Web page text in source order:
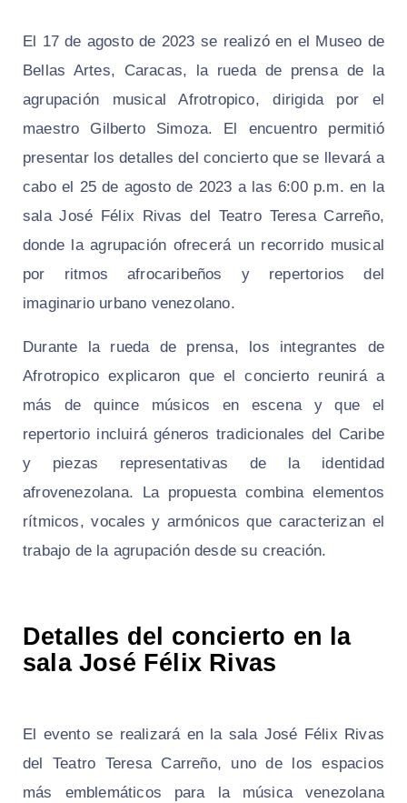
El 17 de agosto de 2023 se realizó en el Museo de
Bellas Artes, Caracas, la rueda de prensa de la
agrupación musical Afrotropico, dirigida por el
maestro Gilberto Simoza. El encuentro permitió
presentar los detalles del concierto que se llevará a
cabo el 25 de agosto de 2023 a las 6:00 p.m. en la
sala José Félix Rivas del Teatro Teresa Carreño,
donde la agrupación ofrecerá un recorrido musical
por ritmos afrocaribeños y repertorios del
imaginario urbano venezolano.
Durante la rueda de prensa, los integrantes de
Afrotropico explicaron que el concierto reunirá a
más de quince músicos en escena y que el
repertorio incluirá géneros tradicionales del Caribe
y piezas representativas de la identidad
afrovenezolana. La propuesta combina elementos
rítmicos, vocales y armónicos que caracterizan el
trabajo de la agrupación desde su creación.
Detalles del concierto en la
sala José Félix Rivas
El evento se realizará en la sala José Félix Rivas
del Teatro Teresa Carreño, uno de los espacios
más emblemáticos para la música venezolana